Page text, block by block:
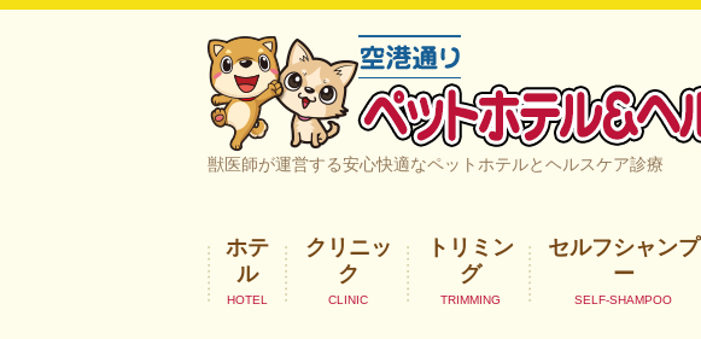
空港通りペットホテル＆ヘルスケア｜山口県宇部市
獣医師が運営する安心快適なペットホテルとヘルスケア診療
ホテ
ル
クリニッ
ク
トリミン
グ
セルフシャンプ
ー